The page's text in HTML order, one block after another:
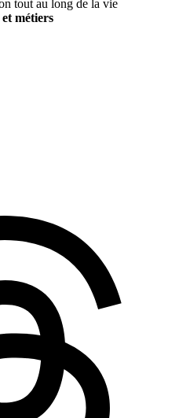
tout au long de la vie
métiers